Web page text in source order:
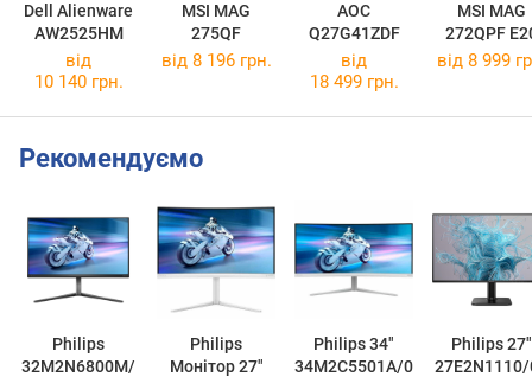
Dell Alienware
AW2525HM
MSI MAG
275QF
AOC
Q27G41ZDF
MSI MAG
272QPF
від
10 140 грн.
від 8 196 грн.
від
18 499 грн.
від 8 999
Рекомендуємо
Philips
32M2N6800M/
Philips
Монiтор 27"
Philips 34"
34M2C5501A/0
Philips 27"